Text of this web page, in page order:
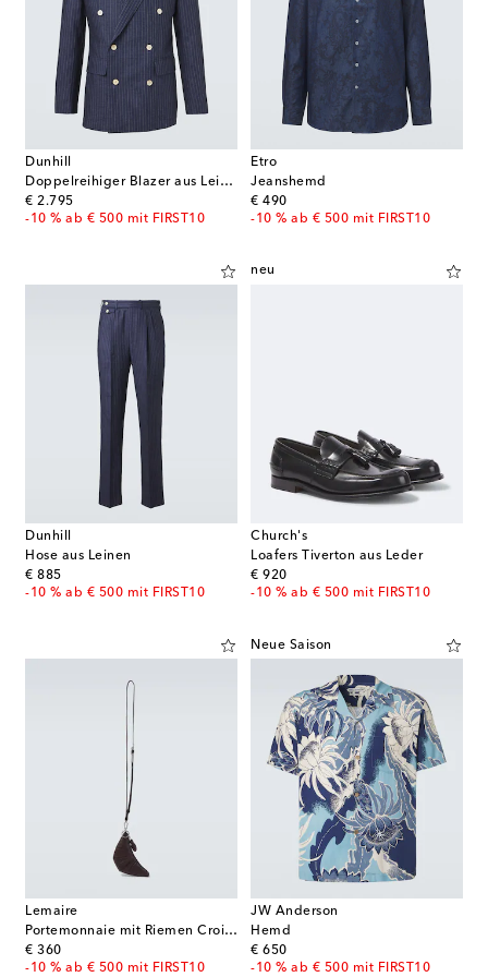
Dunhill
Doppelreihiger Blazer aus Leinen
€ 2.795
original price
-10 % ab € 500 mit FIRST10
Etro
Jeanshemd
€ 490
original price
-10 % ab € 500 mit FIRST10
Dunhill
Hose aus Leinen
€ 885
original price
-10 % ab € 500 mit FIRST10
neu
Church's
Loafers Tiverton aus Leder
€ 920
original price
-10 % ab € 500 mit FIRST10
Lemaire
Portemonnaie mit Riemen Croissant
€ 360
original price
-10 % ab € 500 mit FIRST10
Neue Saison
JW Anderson
Hemd
€ 650
original price
-10 % ab € 500 mit FIRST10